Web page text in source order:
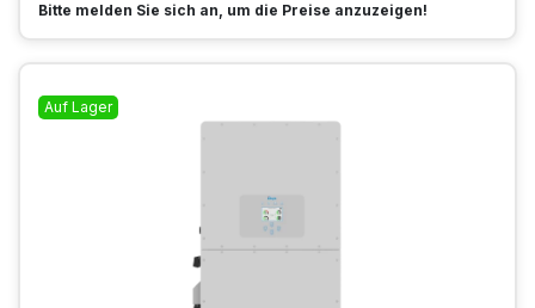
Bitte melden Sie sich an, um die Preise anzuzeigen!
Auf Lager